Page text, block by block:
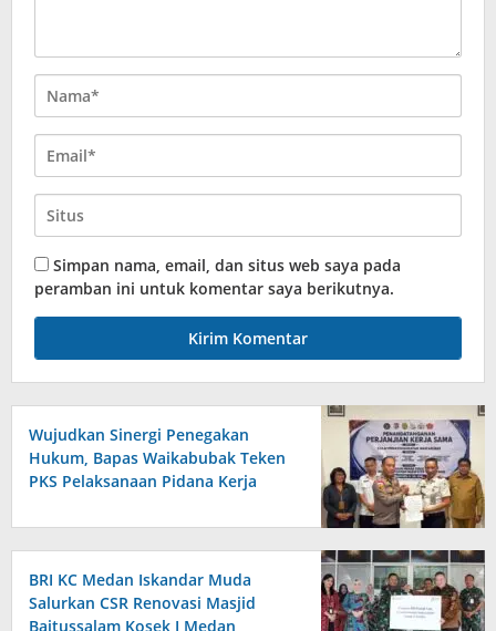
Simpan nama, email, dan situs web saya pada
peramban ini untuk komentar saya berikutnya.
Wujudkan Sinergi Penegakan
Hukum, Bapas Waikabubak Teken
PKS Pelaksanaan Pidana Kerja
Sumba Timur
BRI KC Medan Iskandar Muda
Salurkan CSR Renovasi Masjid
Baitussalam Kosek I Medan